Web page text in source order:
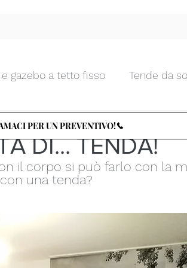
e gazebo a tetto fisso Tende da
morbide Tende da interno
in vetro Zanzariere
TENDENZA
DI... TENDA!
di lettura: 1 min
il corpo si può farlo con la
una tenda?
PER UN PREVENTIVO!